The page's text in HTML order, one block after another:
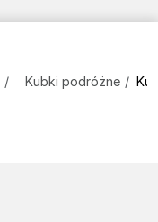
Kubki podróżne